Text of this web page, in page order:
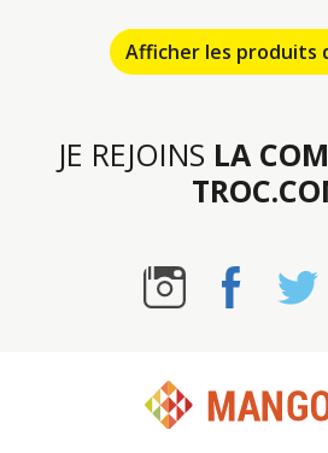
Afficher les produits
JE REJOINS LA